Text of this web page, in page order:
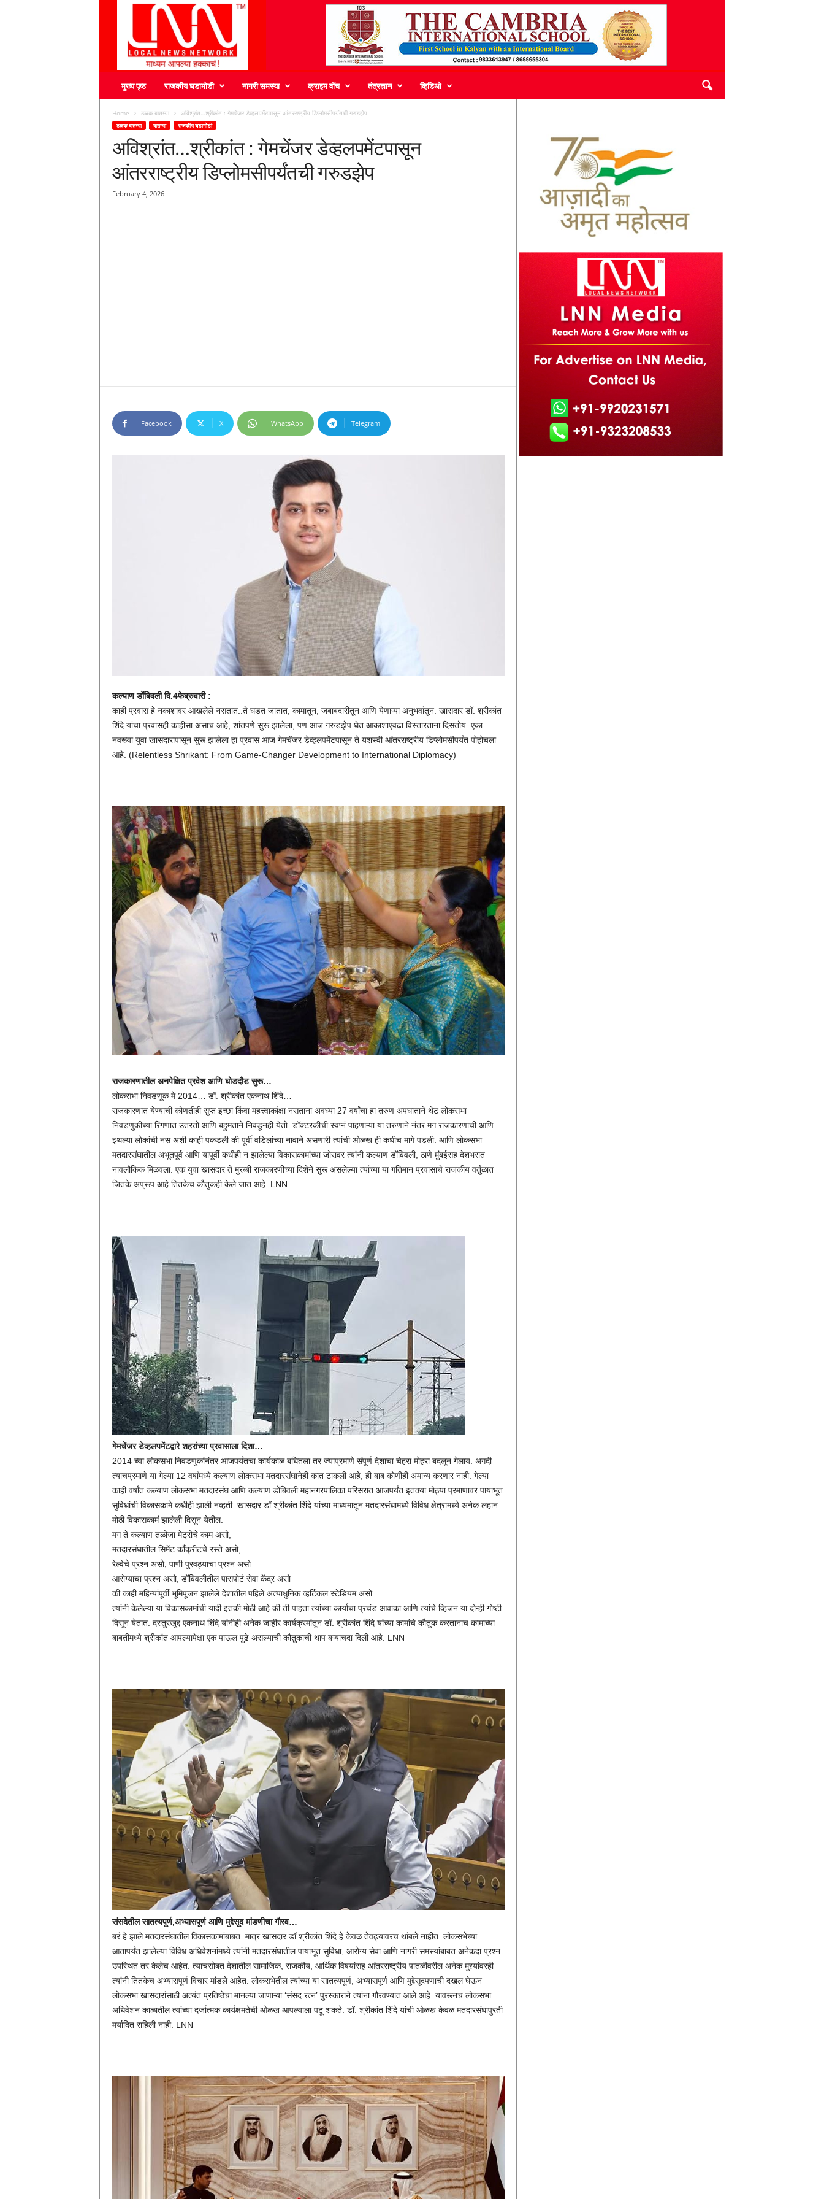
मुख्य पृष्ठ राजकीय घडामोडी नागरी समस्या क्राइम वॉच तंत्रज्ञान व्हिडिओ
Home ठळक बातम्या अविश्रांत…श्रीकांत : गेमचेंजर डेव्हलपमेंटपासून आंतरराष्ट्रीय डिप्लोमसीपर्यंतची गरुडझेप
ठळक बातम्या बातम्या राजकीय घडामोडी
अविश्रांत…श्रीकांत : गेमचेंजर डेव्हलपमेंटपासून
आंतरराष्ट्रीय डिप्लोमसीपर्यंतची गरुडझेप
February 4, 2026
Facebook X WhatsApp Telegram
कल्याण डोंबिवली दि.4फेब्रुवारी :
काही प्रवास हे नकाशावर आखलेले नसतात..ते घडत जातात, कामातून, जबाबदारीतून आणि येणाऱ्या अनुभवांतून. खासदार डॉ. श्रीकांत
शिंदे यांचा प्रवासही काहीसा असाच आहे, शांतपणे सुरू झालेला, पण आज गरुडझेप घेत आकाशाएवढा विस्तारताना दिसतोय. एका
नवख्या युवा खासदारापासून सुरू झालेला हा प्रवास आज गेमचेंजर डेव्हलपमेंटपासून ते यशस्वी आंतरराष्ट्रीय डिप्लोमसीपर्यंत पोहोचला
आहे. (Relentless Shrikant: From Game-Changer Development to International Diplomacy)
राजकारणातील अनपेक्षित प्रवेश आणि घोडदौड सुरू…
लोकसभा निवडणूक मे 2014… डॉ. श्रीकांत एकनाथ शिंदे…
राजकारणात येण्याची कोणतीही सुप्त इच्छा किंवा महत्त्वाकांक्षा नसताना अवघ्या 27 वर्षांचा हा तरुण अपघाताने थेट लोकसभा
निवडणुकीच्या रिंगणात उतरतो आणि बहुमताने निवडूनही येतो. डॉक्टरकीची स्वप्नं पाहणाऱ्या या तरुणाने नंतर मग राजकारणाची आणि
इथल्या लोकांची नस अशी काही पकडली की पूर्वी वडिलांच्या नावाने असणारी त्यांची ओळख ही कधीच मागे पडली. आणि लोकसभा
मतदारसंघातील अभूतपूर्व आणि यापूर्वी कधीही न झालेल्या विकासकामांच्या जोरावर त्यांनी कल्याण डोंबिवली, ठाणे मुंबईसह देशभरात
नावलौकिक मिळवला. एक युवा खासदार ते मुरब्बी राजकारणीच्या दिशेने सुरू असलेल्या त्यांच्या या गतिमान प्रवासाचे राजकीय वर्तुळात
जितके अप्रूप आहे तितकेच कौतुकही केले जात आहे. LNN
गेमचेंजर डेव्हलपमेंटद्वारे शहरांच्या प्रवासाला दिशा…
2014 च्या लोकसभा निवडणुकांनंतर आजपर्यंतचा कार्यकाळ बघितला तर ज्याप्रमाणे संपूर्ण देशाचा चेहरा मोहरा बदलून गेलाय. अगदी
त्याचप्रमाणे या गेल्या 12 वर्षांमध्ये कल्याण लोकसभा मतदारसंघानेही कात टाकली आहे, ही बाब कोणीही अमान्य करणार नाही. गेल्या
काही वर्षांत कल्याण लोकसभा मतदारसंघ आणि कल्याण डोंबिवली महानगरपालिका परिसरात आजपर्यंत इतक्या मोठ्या प्रमाणावर पायाभूत
सुविधांची विकासकामे कधीही झाली नव्हती. खासदार डॉ श्रीकांत शिंदे यांच्या माध्यमातून मतदारसंघामध्ये विविध क्षेत्रामध्ये अनेक लहान
मोठी विकासकामं झालेली दिसून येतील.
मग ते कल्याण तळोजा मेट्रोचे काम असो,
मतदारसंघातील सिमेंट काँक्रीटचे रस्ते असो,
रेल्वेचे प्रश्न असो, पाणी पुरवठ्याचा प्रश्न असो
आरोग्याचा प्रश्न असो, डोंबिवलीतील पासपोर्ट सेवा केंद्र असो
की काही महिन्यांपूर्वी भूमिपूजन झालेले देशातील पहिले अत्याधुनिक व्हर्टिकल स्टेडियम असो.
त्यांनी केलेल्या या विकासकामांची यादी इतकी मोठी आहे की ती पाहता त्यांच्या कार्याचा प्रचंड आवाका आणि त्यांचे व्हिजन या दोन्ही गोष्टी
दिसून येतात. दस्तुरखुद्द एकनाथ शिंदे यांनीही अनेक जाहीर कार्यक्रमांतून डॉ. श्रीकांत शिंदे यांच्या कामांचे कौतुक करतानाच कामाच्या
बाबतीमध्ये श्रीकांत आपल्यापेक्षा एक पाऊल पुढे असल्याची कौतुकाची थाप बऱ्याचदा दिली आहे. LNN
संसदेतील सातत्यपूर्ण,अभ्यासपूर्ण आणि मुद्देसूद मांडणीचा गौरव…
बरं हे झाले मतदारसंघातील विकासकामांबाबत. मात्र खासदार डॉ श्रीकांत शिंदे हे केवळ तेवढ्यावरच थांबले नाहीत. लोकसभेच्या
आतापर्यंत झालेल्या विविध अधिवेशनांमध्ये त्यांनी मतदारसंघातील पायाभूत सुविधा, आरोग्य सेवा आणि नागरी समस्यांबाबत अनेकदा प्रश्न
उपस्थित तर केलेच आहेत. त्याचसोबत देशातील सामाजिक, राजकीय, आर्थिक विषयांसह आंतरराष्ट्रीय पातळीवरील अनेक मुद्द्यांवरही
त्यांनी तितकेच अभ्यासपूर्ण विचार मांडले आहेत. लोकसभेतील त्यांच्या या सातत्यपूर्ण, अभ्यासपूर्ण आणि मुद्देसूदपणाची दखल घेऊन
लोकसभा खासदारांसाठी अत्यंत प्रतिष्ठेचा मानल्या जाणाऱ्या ‘संसद रत्न’ पुरस्काराने त्यांना गौरवण्यात आले आहे. यावरूनच लोकसभा
अधिवेशन काळातील त्यांच्या दर्जात्मक कार्यक्षमतेची ओळख आपल्याला पटू शकते. डॉ. श्रीकांत शिंदे यांची ओळख केवळ मतदारसंघापुरती
मर्यादित राहिली नाही. LNN